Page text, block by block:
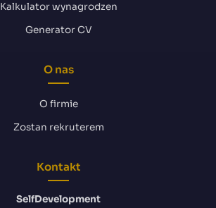
Kalkulator wynagrodzen
Generator CV
O nas
O firmie
Zostan rekruterem
Kontakt
SelfDevelopment